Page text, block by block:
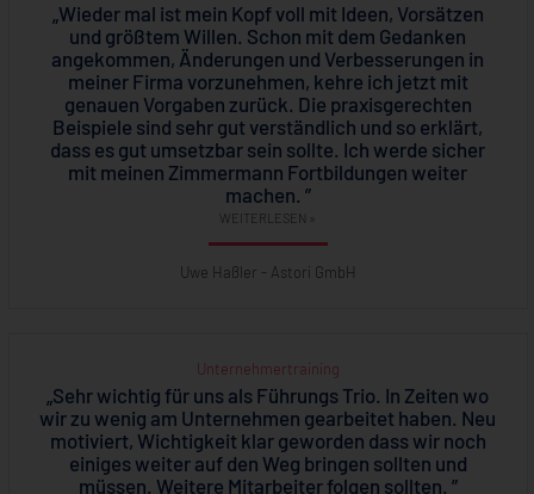
„Wieder mal ist mein Kopf voll mit Ideen, Vorsätzen
und größtem Willen. Schon mit dem Gedanken
angekommen, Änderungen und Verbesserungen in
meiner Firma vorzunehmen, kehre ich jetzt mit
genauen Vorgaben zurück. Die praxisgerechten
Beispiele sind sehr gut verständlich und so erklärt,
dass es gut umsetzbar sein sollte. Ich werde sicher
mit meinen Zimmermann Fortbildungen weiter
machen. ”
WEITERLESEN »
Uwe Haßler - Astori GmbH
Unternehmertraining
„Sehr wichtig für uns als Führungs Trio. In Zeiten wo
wir zu wenig am Unternehmen gearbeitet haben. Neu
motiviert, Wichtigkeit klar geworden dass wir noch
einiges weiter auf den Weg bringen sollten und
müssen. Weitere Mitarbeiter folgen sollten. ”